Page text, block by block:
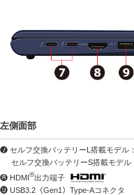
左側面部
❼ セルフ交換バッテリーL搭載モデル
セルフ交換バッテリーS搭載モデ
❽ HDMI®出力端子
❾ USB3.2（Gen1）Type-Aコネクタ